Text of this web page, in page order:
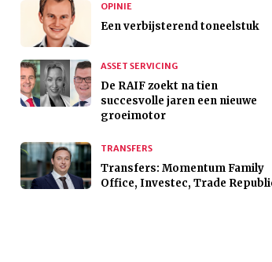
OPINIE
Een verbijsterend toneelstuk
ASSET SERVICING
De RAIF zoekt na tien
succesvolle jaren een nieuwe
groeimotor
TRANSFERS
Transfers: Momentum Family
Office, Investec, Trade